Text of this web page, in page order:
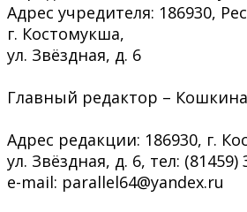
Адрес учредителя: 186930,
г. Костомукша,
ул. Звёздная, д. 6
Главный редактор –
Адрес редакции: 186930, г.
ул. Звёздная, д. 6, тел: (81459)
e-mail: parallel64@yandex.ru